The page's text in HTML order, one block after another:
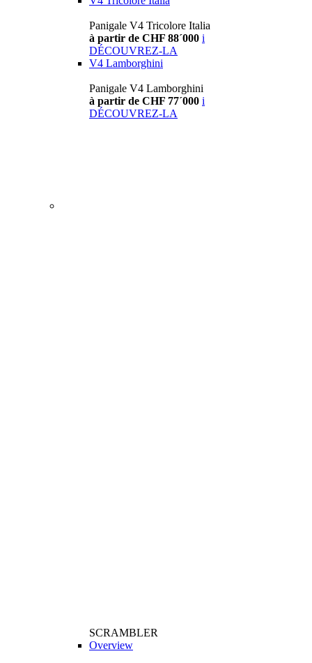
Panigale V4 Tricolore Italia
à partir de CHF 88´000 i
DÉCOUVREZ-LA
V4 Lamborghini
Panigale V4 Lamborghini
à partir de CHF 77´000 i
DÉCOUVREZ-LA
SCRAMBLER
Overview